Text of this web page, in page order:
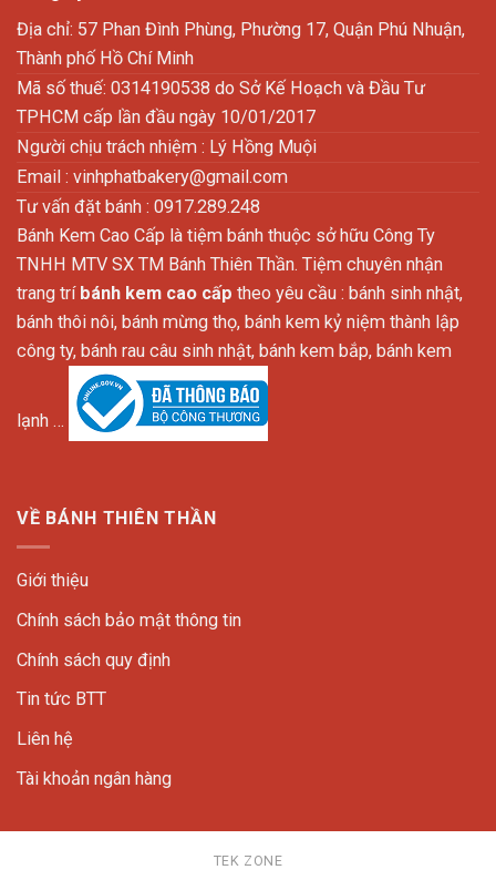
Địa chỉ: 57 Phan Đình Phùng, Phường 17, Quận Phú Nhuận,
Thành phố Hồ Chí Minh
Mã số thuế: 0314190538 do Sở Kế Hoạch và Đầu Tư
TPHCM cấp lần đầu ngày 10/01/2017
Người chịu trách nhiệm : Lý Hồng Muội
Email : vinhphatbakery@gmail.com
Tư vấn đặt bánh : 0917.289.248
Bánh Kem Cao Cấp là tiệm bánh thuộc sở hữu Công Ty
TNHH MTV SX TM Bánh Thiên Thần. Tiệm chuyên nhận
trang trí bánh kem cao cấp theo yêu cầu : bánh sinh nhật,
bánh thôi nôi, bánh mừng thọ, bánh kem kỷ niệm thành lập
công ty, bánh rau câu sinh nhật, bánh kem bắp, bánh kem
lạnh …
VỀ BÁNH THIÊN THẦN
Giới thiệu
Chính sách bảo mật thông tin
Chính sách quy định
Tin tức BTT
Liên hệ
Tài khoản ngân hàng
TEK ZONE